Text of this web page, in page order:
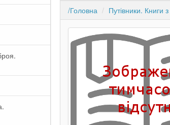
/Головна Путівники. Книги